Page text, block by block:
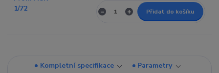
Přidat do košíku
Kompletní specifikace
Parametry